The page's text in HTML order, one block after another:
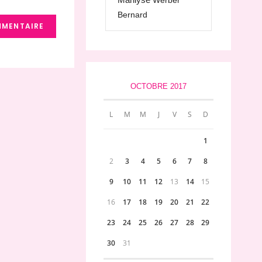
Bernard
OCTOBRE 2017
L M M J V S D
1
2 3 4 5 6 7 8
9 10 11 12 13 14 15
16 17 18 19 20 21 22
23 24 25 26 27 28 29
30 31